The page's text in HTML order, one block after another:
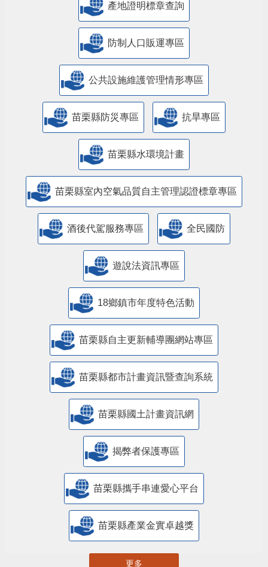
產地證明標章查詢
防制人口販運專區
​公共設施維護管理情形專區
苗栗縣防災專區 抗旱專區
苗栗縣水環境計畫
苗栗縣室內空氣品質自主管理認證標章專區
酒後代駕服務專區 全民國防
遊說法資訊專區
18鄉鎮市年度特色活動
苗栗縣自主更新輔導團網站專區
苗栗縣都市計畫資訊暨查詢系統
苗栗縣國土計畫資訊網
揭弊者保護專區
苗栗縣攜手串連愛心平台
苗栗縣產業金實卓越獎
更多